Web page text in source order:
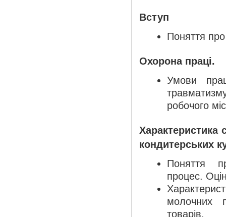
Вступ
Поняття
Охорона праці.
Умови
робочого
Характеристика
кондитерських
Поняття
процес.
молочних
товарів.